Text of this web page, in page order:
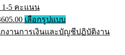
1-5 คะแนน
605.00Price
range:
฿395.00
เลือกรูปแบบThis
product
has